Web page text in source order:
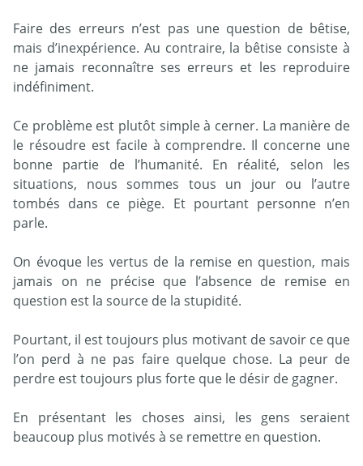
Faire des erreurs n’est pas une question de bêtise,
mais d’inexpérience. Au contraire, la bêtise consiste à
ne jamais reconnaître ses erreurs et les reproduire
indéfiniment.
Ce problème est plutôt simple à cerner. La manière de
le résoudre est facile à comprendre. Il concerne une
bonne partie de l’humanité. En réalité, selon les
situations, nous sommes tous un jour ou l’autre
tombés dans ce piège. Et pourtant personne n’en
parle.
On évoque les vertus de la remise en question, mais
jamais on ne précise que l’absence de remise en
question est la source de la stupidité.
Pourtant, il est toujours plus motivant de savoir ce que
l’on perd à ne pas faire quelque chose. La peur de
perdre est toujours plus forte que le désir de gagner.
En présentant les choses ainsi, les gens seraient
beaucoup plus motivés à se remettre en question.